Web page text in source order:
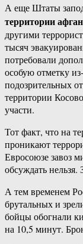
А еще Штаты
территории
другими
тысяч
потребовали
особую отметку
подозрительных
территории
участи.
Тот факт, что на
проникают
Евросоюзе завоз
обсуждать
А тем временем
брутальных и
бойцы обогнали
на 10,5 минут.